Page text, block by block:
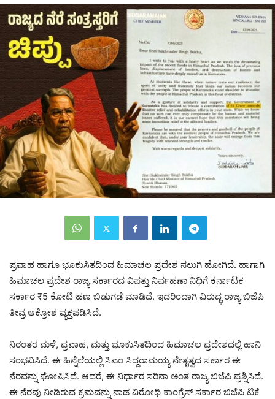
ಪ್ರವಾಹ ಹಾಗೂ ಭೂಕುಸಿತದಿಂದ ಹಿಮಾಚಲ ಪ್ರದೇಶ ನಲುಗಿ ಹೋಗಿದೆ. ಹಾಗಾಗಿ
ಹಿಮಾಚಲ ಪ್ರದೇಶ ರಾಜ್ಯ ಸರ್ಕಾರದ ವಿಪತ್ತು ನಿರ್ವಹಣಾ ನಿಧಿಗೆ ಕರ್ನಾಟಕ
ಸರ್ಕಾರ ₹5 ಕೋಟಿ ಹಣ ಬಿಡುಗಡೆ ಮಾಡಿದೆ. ಇದರಿಂದಾಗಿ ವಿರುದ್ಧ ರಾಜ್ಯ ಬಿಜೆಪಿ
ತೀವ್ರ ಆಕ್ರೋಶ ವ್ಯಕ್ತಪಡಿಸಿದೆ.
ನಿರಂತರ ಮಳೆ, ಪ್ರವಾಹ, ಮತ್ತು ಭೂಕುಸಿತದಿಂದ ಹಿಮಾಚಲ ಪ್ರದೇಶದಲ್ಲಿ ಹಾನಿ
ಸಂಭವಿಸಿದೆ. ಈ ಹಿನ್ನೆಲೆಯಲ್ಲಿ ಸಿಎಂ ಸಿದ್ದರಾಮಯ್ಯ ನೇತೃತ್ವದ ಸರ್ಕಾರ ಈ
ನೆರವನ್ನು ಘೋಷಿಸಿದೆ. ಆದರೆ, ಈ ನಿರ್ಧಾರ ಸರಿನಾ ಅಂತ ರಾಜ್ಯ ಬಿಜೆಪಿ ಪ್ರಶ್ನಿಸಿದೆ.
ಈ ನೆರವು ನೀಡಿರುವ ಕ್ರಮವನ್ನು ನಾಡ ವಿರೋಧಿ ಕಾಂಗ್ರೆಸ್ ಸರ್ಕಾರ ಬಿಜೆಪಿ ಟಿಕೆ